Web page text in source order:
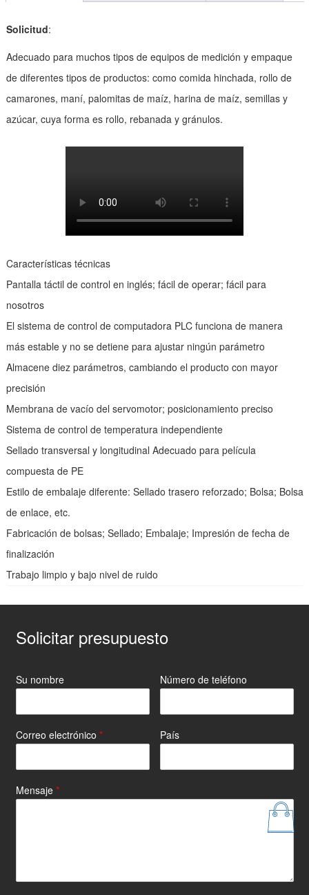
Solicitud:
Adecuado para muchos tipos de equipos de medición y empaque
de diferentes tipos de productos: como comida hinchada, rollo de
camarones, maní, palomitas de maíz, harina de maíz, semillas y
azúcar, cuya forma es rollo, rebanada y gránulos.
Características técnicas
Pantalla táctil de control en inglés; fácil de operar; fácil para
nosotros
El sistema de control de computadora PLC funciona de manera
más estable y no se detiene para ajustar ningún parámetro
Almacene diez parámetros, cambiando el producto con mayor
precisión
Membrana de vacío del servomotor; posicionamiento preciso
Sistema de control de temperatura independiente
Sellado transversal y longitudinal Adecuado para película
compuesta de PE
Estilo de embalaje diferente: Sellado trasero reforzado; Bolsa; Bolsa
de enlace, etc.
Fabricación de bolsas; Sellado; Embalaje; Impresión de fecha de
finalización
Trabajo limpio y bajo nivel de ruido
Solicitar presupuesto
Su nombre Número de teléfono
Correo electrónico * País
Mensaje *